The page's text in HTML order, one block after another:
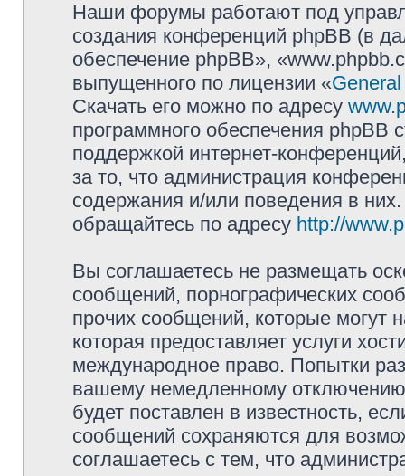
Наши форумы работают под
создания конференций phpBB (в
обеспечение phpBB»,
выпущенного по лицензии «
Скачать его можно по адресу
программного обеспечения phpBB
поддержкой интернет-
за то, что администрация
содержания и/или поведения в
обращайтесь по адресу http://
Вы соглашаетесь не размещать
сообщений, порнографических
прочих сообщений, которые могут
которая предоставляет услуги
международное право. Попытки
вашему немедленному
будет поставлен в известность,
сообщений сохраняются для
соглашаетесь с тем, что